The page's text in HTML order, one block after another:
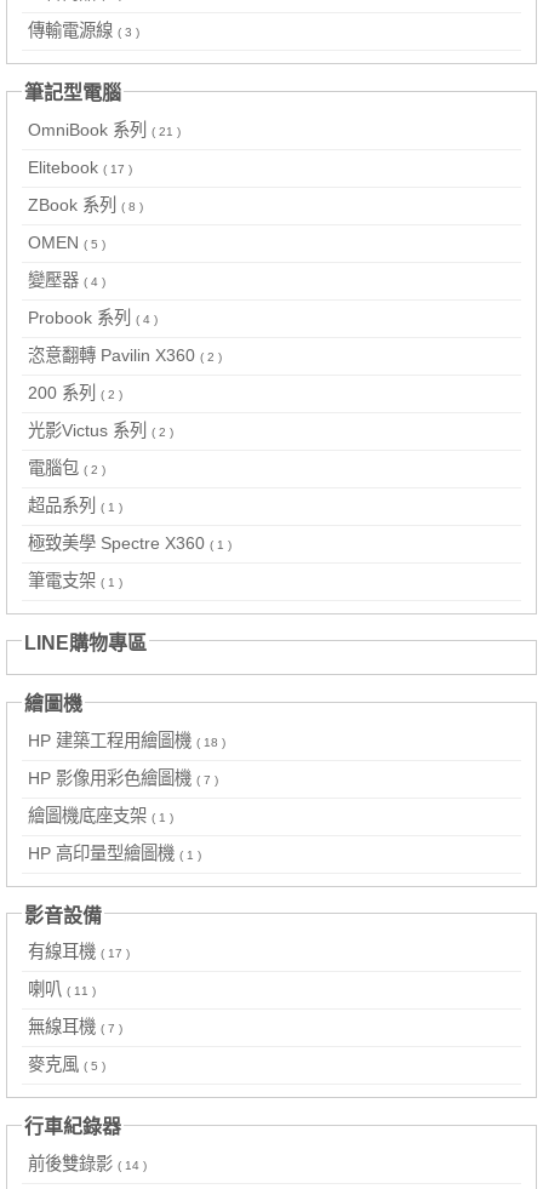
傳輸電源線 ( 3 )
筆記型電腦
OmniBook 系列 ( 21 )
Elitebook ( 17 )
ZBook 系列 ( 8 )
OMEN ( 5 )
變壓器 ( 4 )
Probook 系列 ( 4 )
恣意翻轉 Pavilin X360 ( 2 )
200 系列 ( 2 )
光影Victus 系列 ( 2 )
電腦包 ( 2 )
超品系列 ( 1 )
極致美學 Spectre X360 ( 1 )
筆電支架 ( 1 )
LINE購物專區
繪圖機
HP 建築工程用繪圖機 ( 18 )
HP 影像用彩色繪圖機 ( 7 )
繪圖機底座支架 ( 1 )
HP 高印量型繪圖機 ( 1 )
影音設備
有線耳機 ( 17 )
喇叭 ( 11 )
無線耳機 ( 7 )
麥克風 ( 5 )
行車紀錄器
前後雙錄影 ( 14 )